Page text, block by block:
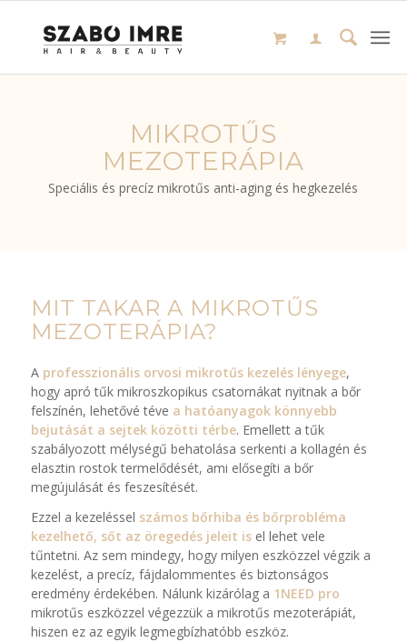
MIKROTŰS
MEZOTERÁPIA
Speciális és precíz mikrotűs anti-aging és hegkezelés
MIT TAKAR A MIKROTŰS
MEZOTERÁPIA?
A professzionális orvosi mikrotűs kezelés lényege,
hogy apró tűk mikroszkopikus csatornákat nyitnak a bőr
felszínén, lehetővé téve a hatóanyagok könnyebb
bejutását a sejtek közötti térbe. Emellett a tűk
szabályozott mélységű behatolása serkenti a kollagén és
elasztin rostok termelődését, ami elősegíti a bőr
megújulását és feszesítését.
Ezzel a kezeléssel számos bőrhiba és bőrprobléma
kezelhető, sőt az öregedés jeleit isel lehet vele
tűntetni. Az sem mindegy, hogy milyen eszközzel végzik a
kezelést, a precíz, fájdalommentes és biztonságos
eredmény érdekében. Nálunk kizárólag a 1NEED pro
mikrotűs eszközzel végezzük a mikrotűs mezoterápiát,
hiszen ez az egyik legmegbízhatóbb eszköz.